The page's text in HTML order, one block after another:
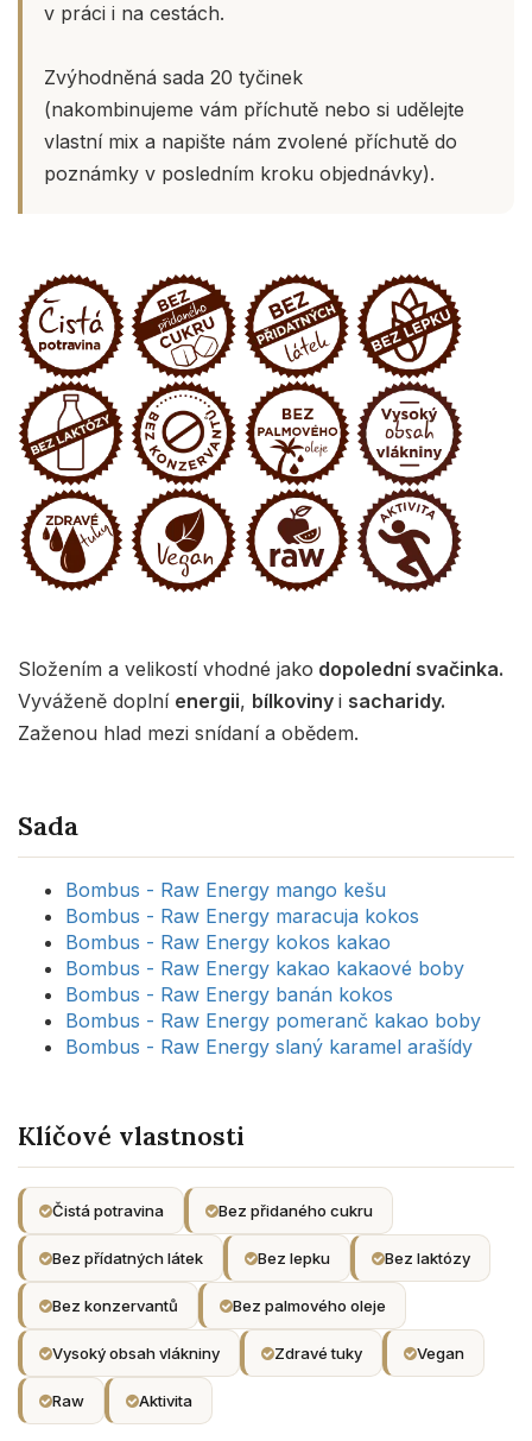
v práci i na cestách.
Zvýhodněná sada 20 tyčinek
(nakombinujeme vám příchutě nebo si udělejte
vlastní mix a napište nám zvolené příchutě do
poznámky v posledním kroku objednávky).
Složením a velikostí vhodné jako dopolední svačinka.
Vyváženě doplní energii, bílkoviny i sacharidy.
Zaženou hlad mezi snídaní a obědem.
Sada
Bombus - Raw Energy mango kešu
Bombus - Raw Energy maracuja kokos
Bombus - Raw Energy kokos kakao
Bombus - Raw Energy kakao kakaové boby
Bombus - Raw Energy banán kokos
Bombus - Raw Energy pomeranč kakao boby
Bombus - Raw Energy slaný karamel arašídy
Klíčové vlastnosti
Čistá potravina Bez přidaného cukru
Bez přídatných látek Bez lepku Bez laktózy
Bez konzervantů Bez palmového oleje
Vysoký obsah vlákniny Zdravé tuky Vegan
Raw Aktivita